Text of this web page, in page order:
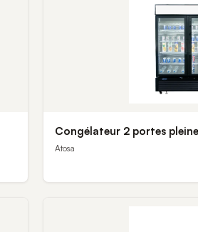
Congélateur 2 portes
Atosa